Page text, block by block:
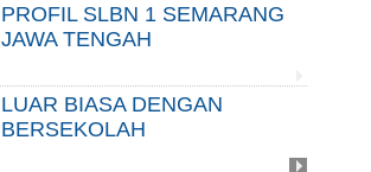
PROFIL SLBN 1 SEMARANG
JAWA TENGAH
LUAR BIASA DENGAN
BERSEKOLAH